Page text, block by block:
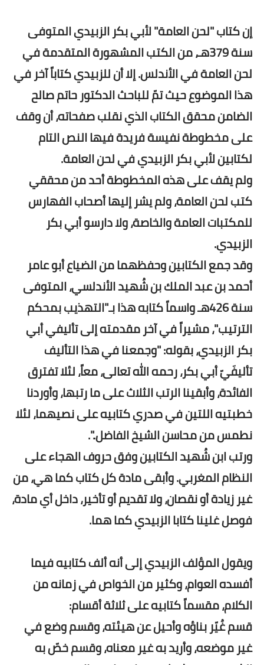
إن كتاب "لحن العامة" لأبي بكر الزبيدي المتوفى
سنة 379هـ، من الكتب المشهورة المتقدمة في
لحن العامة في الأندلس. إلا أن للزبيدي كتاباً آخر في
هذا الموضوع حيث تمّ للباحث الدكتور حاتم صالح
الضامن محقق الكتاب الذي نقلب صفحاته، أن وقف
على مخطوطة نفيسة فريدة فيها النص التام
لكتابين لأبي بكر الزبيدي في لحن العامة.
ولم يقف على هذه المخطوطة أحد من محققي
كتب لحن العامة، ولم يشر إليها أصحاب الفهارس
للمكتبات العامة والخاصة، ولا دارسو أبي بكر
الزبيدي.
وقد جمع الكتابين وحفظهما من الضياع أبو عامر
أحمد بن عبد الملك بن شُهيد الأندلسي، المتوفى
سنة 426هـ واسماً كتابه هذا بـ"التهذيب بمحكم
الترتيب"، مشيراً في آخر مقدمته إلى تأليفي أبي
بكر الزبيدي، بقوله: "وجمعنا في هذا التأليف
تأليفَيّ أبي بكر، رحمه الله تعالى، معاً، لئلا تفترق
الفائدة، وأبقينا الرتب الثلاث على ما رتبها، وأوردنا
خطبتيه اللتين في صدري كتابيه على نصيهما، لئلا
نطمس من محاسن الشيخ الفاضل..".
ورتب ابن شُهيد الكتابين وفق حروف الهجاء على
النظام المغربي. وأبقى مادة كل كتاب كما هي، من
غير زيادة أو نقصان، ولا تقديم أو تأخير، داخل أي مادة،
فوصل غلينا كتابا الزبيدي كما هما.
ويقول المؤلف الزبيدي إلى أنه ألف كتابيه فيما
أفسده العوام، وكثير من الخواص في زمانه من
الكلام، مقسماً كتابيه على ثلاثة أقسام:
قسم غُيّر بناؤه وأحيل عن هيئته، وقسم وضع في
غير موضعه، وأريد به غير معناه، وقسم خصّ به